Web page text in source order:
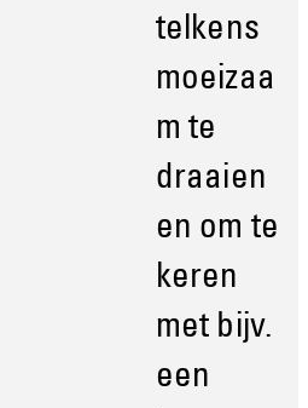
telkens
moeizaa
m te
draaien
en om te
keren
met bijv.
een